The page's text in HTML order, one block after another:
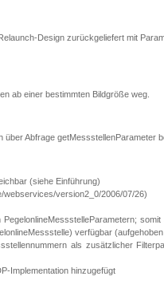
Design zurückgeliefert mit
ab einer bestimmten Bildgröße weg.
Abfrage getMessstellenParameter
(siehe Einführung)
webservices/version2_0/2006/07/26)
verfügbar (aufgehoben
als zusätzlicher
Implementation hinzugefügt